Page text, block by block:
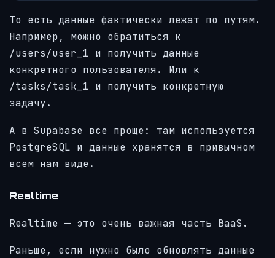
То есть данные фактически лежат по путям.
Например, можно обратиться к
/users/user_1 и получить данные
конкретного пользователя. Или к
/tasks/task_1 и получить конкретную
задачу.
А в Supabase все проще: там используется
PostgreSQL и данные хранятся в привычном
всем нам виде.
Realtime
Realtime — это очень важная часть BaaS.
Раньше, если нужно было обновлять данные